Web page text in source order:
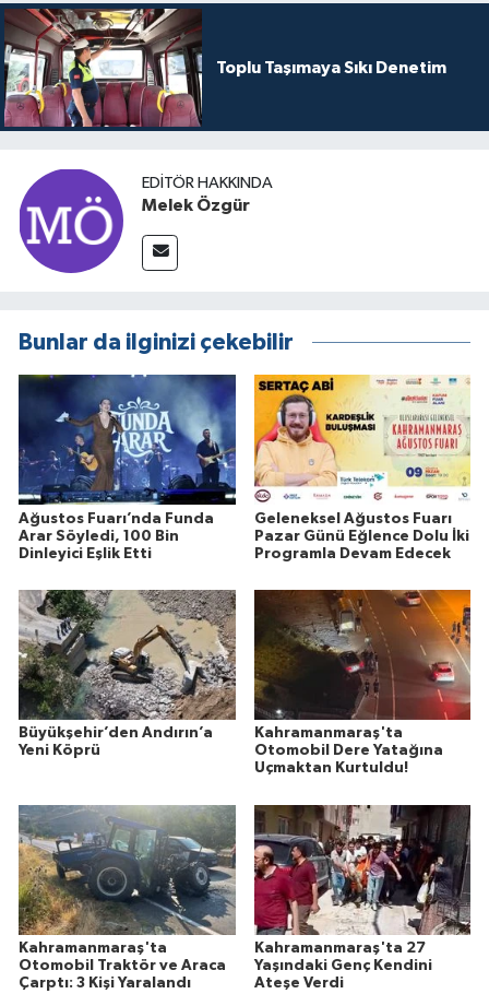
Toplu Taşımaya Sıkı Denetim
EDITÖR HAKKINDA
Melek Özgür
Bunlar da ilginizi çekebilir
Ağustos Fuarı’nda Funda
Arar Söyledi, 100 Bin
Dinleyici Eşlik Etti
Geleneksel Ağustos Fuarı
Pazar Günü Eğlence Dolu İki
Programla Devam Edecek
Büyükşehir’den Andırın’a
Yeni Köprü
Kahramanmaraş'ta
Otomobil Dere Yatağına
Uçmaktan Kurtuldu!
Kahramanmaraş'ta
Otomobil Traktör ve Araca
Çarptı: 3 Kişi Yaralandı
Kahramanmaraş'ta 27
Yaşındaki Genç Kendini
Ateşe Verdi